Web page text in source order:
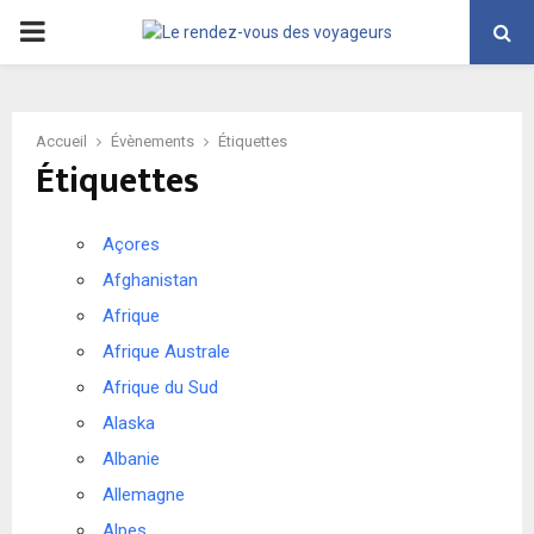
PRIMARY
Accueil Évènements Étiquettes
Étiquettes
Açores
Afghanistan
Afrique
Afrique Australe
Afrique du Sud
Alaska
Albanie
Allemagne